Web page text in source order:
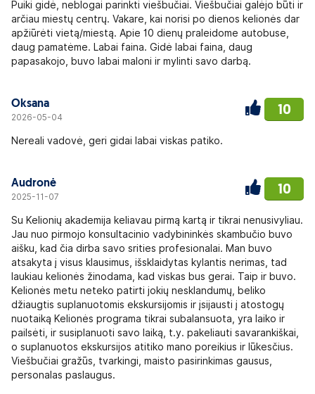
Puiki gidė, neblogai parinkti viešbučiai. Viešbučiai galėjo būti ir
arčiau miestų centrų. Vakare, kai norisi po dienos kelionės dar
apžiūrėti vietą/miestą. Apie 10 dienų praleidome autobuse,
daug pamatėme. Labai faina. Gidė labai faina, daug
papasakojo, buvo labai maloni ir mylinti savo darbą.
Oksana
2026-05-04 10
Nereali vadovė, geri gidai labai viskas patiko.
Audronė
2025-11-07 10
Su Kelionių akademija keliavau pirmą kartą ir tikrai nenusivyliau.
Jau nuo pirmojo konsultacinio vadybininkės skambučio buvo
aišku, kad čia dirba savo srities profesionalai. Man buvo
atsakyta į visus klausimus, išsklaidytas kylantis nerimas, tad
laukiau kelionės žinodama, kad viskas bus gerai. Taip ir buvo.
Kelionės metu neteko patirti jokių nesklandumų, beliko
džiaugtis suplanuotomis ekskursijomis ir įsijausti į atostogų
nuotaiką Kelionės programa tikrai subalansuota, yra laiko ir
pailsėti, ir susiplanuoti savo laiką, t.y. pakeliauti savarankiškai,
o suplanuotos ekskursijos atitiko mano poreikius ir lūkesčius.
Viešbučiai gražūs, tvarkingi, maisto pasirinkimas gausus,
personalas paslaugus.